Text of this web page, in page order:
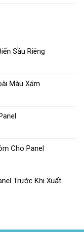
Sầu Riêng
Màu Xám
Cho Panel
Trước Khi Xuất